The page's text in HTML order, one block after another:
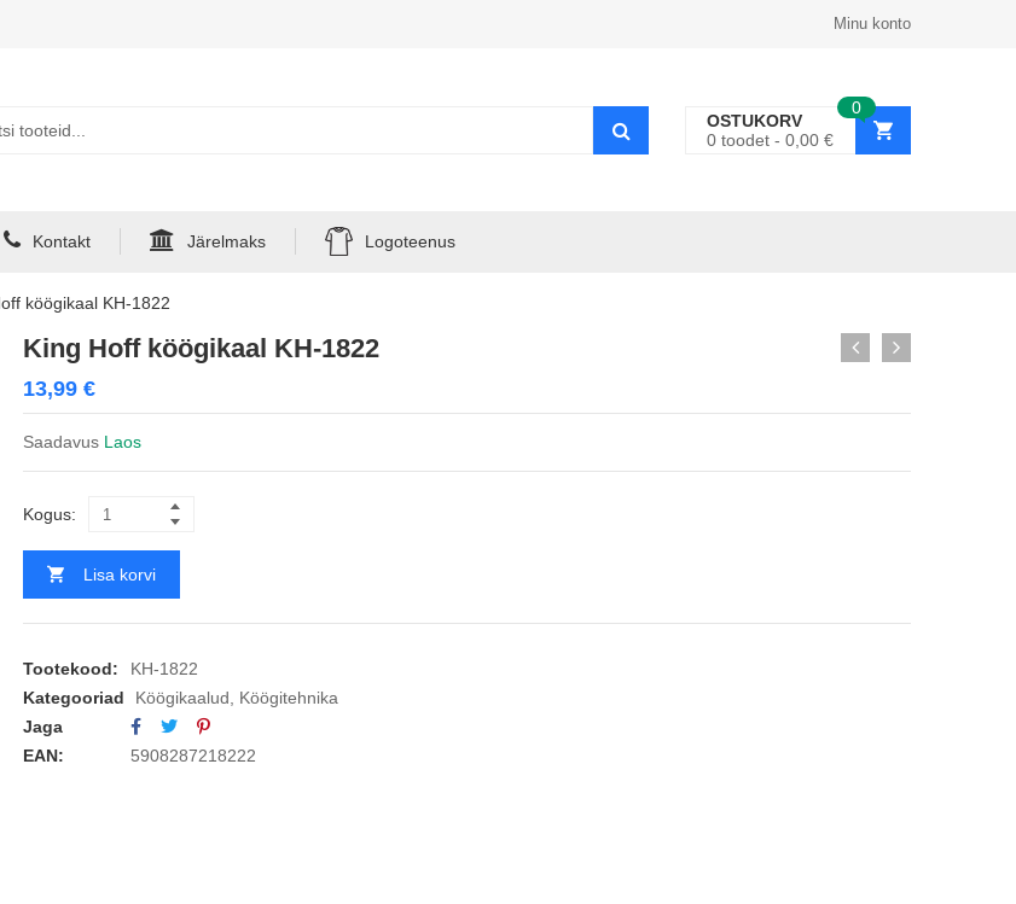
Minu konto
0
OSTUKORV
0 toodet 0,00 €
Kontakt Järelmaks Logoteenus
köögikaal KH-1822
King Hoff köögikaal KH-1822
13,99 €
Saadavus Laos
Kogus:
Lisa korvi
Tootekood:
KH-1822
Kategooriad
Köögikaalud, Köögitehnika
Jaga
EAN:
5908287218222